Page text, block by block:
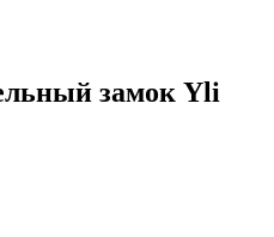
замок Yli